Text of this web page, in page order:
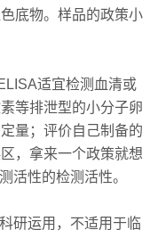
底物。样品的政策小
适宜检测血清或
等排泄型的小分子卵
量；评价自己制备的
，拿来一个政策就想
活性的检测活性。
研运用，不适用于临